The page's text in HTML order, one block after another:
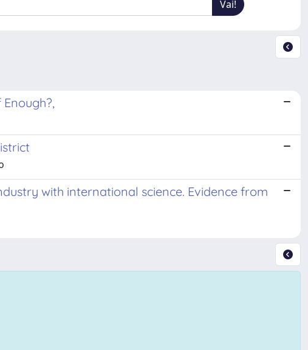
with international science. Evidence from